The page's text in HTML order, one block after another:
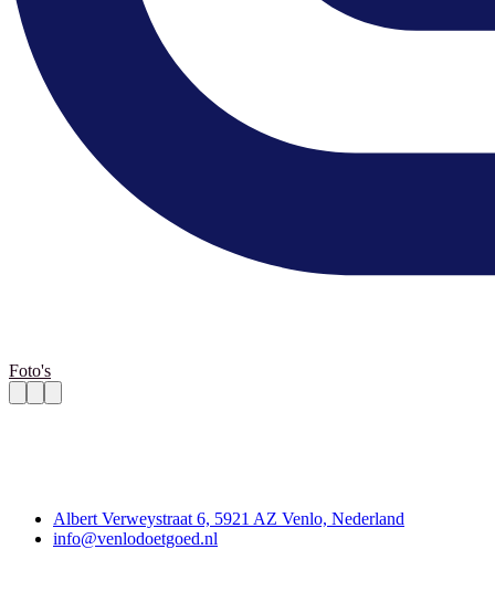
Foto's
Albert Verweystraat 6, 5921 AZ Venlo, Nederland
info@venlodoetgoed.nl